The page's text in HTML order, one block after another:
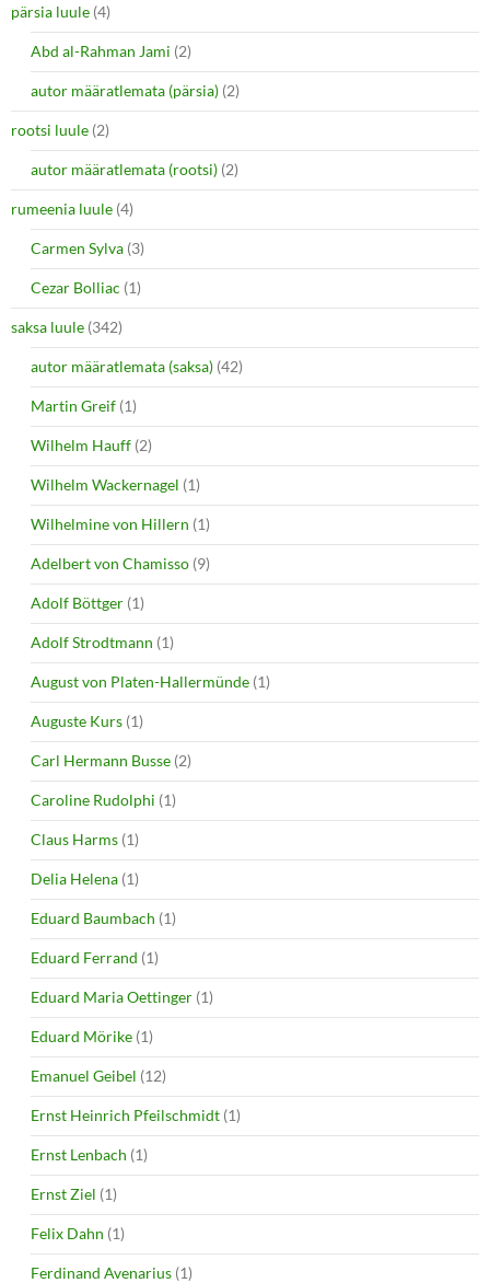
pärsia luule (4)
Abd al-Rahman Jami (2)
autor määratlemata (pärsia) (2)
rootsi luule (2)
autor määratlemata (rootsi) (2)
rumeenia luule (4)
Carmen Sylva (3)
Cezar Bolliac (1)
saksa luule (342)
autor määratlemata (saksa) (42)
Martin Greif (1)
Wilhelm Hauff (2)
Wilhelm Wackernagel (1)
Wilhelmine von Hillern (1)
Adelbert von Chamisso (9)
Adolf Böttger (1)
Adolf Strodtmann (1)
August von Platen-Hallermünde (1)
Auguste Kurs (1)
Carl Hermann Busse (2)
Caroline Rudolphi (1)
Claus Harms (1)
Delia Helena (1)
Eduard Baumbach (1)
Eduard Ferrand (1)
Eduard Maria Oettinger (1)
Eduard Mörike (1)
Emanuel Geibel (12)
Ernst Heinrich Pfeilschmidt (1)
Ernst Lenbach (1)
Ernst Ziel (1)
Felix Dahn (1)
Ferdinand Avenarius (1)